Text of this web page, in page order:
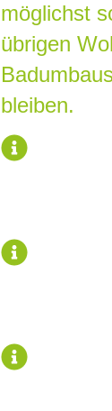
möglichst
übrigen
bleiben.